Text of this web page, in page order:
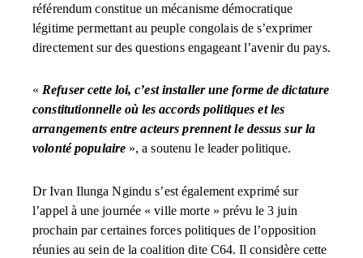
référendum constitue un mécanisme démocratique
légitime permettant au peuple congolais de s’exprimer
directement sur des questions engageant l’avenir du pays.
« Refuser cette loi, c’est installer une forme de dictature
constitutionnelle où les accords politiques et les
arrangements entre acteurs prennent le dessus sur la
volonté populaire », a soutenu le leader politique.
Dr Ivan Ilunga Ngindu s’est également exprimé sur
l’appel à une journée « ville morte » prévu le 3 juin
prochain par certaines forces politiques de l’opposition
réunies au sein de la coalition dite C64. Il considère cette